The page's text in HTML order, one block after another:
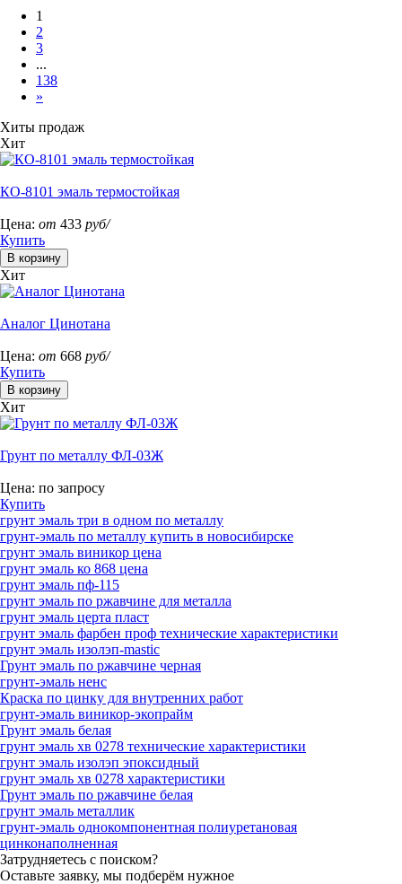
1
2
3
...
138
»
Хиты продаж
Хит
КО-8101 эмаль термостойкая
Цена: от 433 руб/
Купить
Хит
Аналог Цинотана
Цена: от 668 руб/
Купить
Хит
Грунт по металлу ФЛ-03Ж
Цена: по запросу
Купить
грунт эмаль три в одном по металлу
грунт-эмаль по металлу купить в новосибирске
грунт эмаль виникор цена
грунт эмаль ко 868 цена
грунт эмаль пф-115
грунт эмаль по ржавчине для металла
грунт эмаль церта пласт
грунт эмаль фарбен проф технические характеристики
грунт эмаль изолэп-mastic
Грунт эмаль по ржавчине черная
грунт-эмаль ненс
Краска по цинку для внутренних работ
грунт-эмаль виникор-экопрайм
Грунт эмаль белая
грунт эмаль хв 0278 технические характеристики
грунт эмаль изолэп эпоксидный
грунт эмаль хв 0278 характеристики
Грунт эмаль по ржавчине белая
грунт эмаль металлик
грунт-эмаль однокомпонентная полиуретановая
цинконаполненная
Затрудняетесь с поиском?
Оставьте заявку, мы подберём нужное